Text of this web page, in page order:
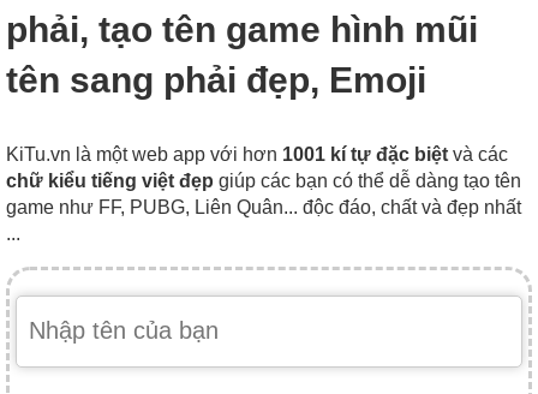
phải, tạo tên game hình mũi
tên sang phải đẹp, Emoji
KiTu.vn là một web app với hơn 1001 kí tự đặc biệt và các
chữ kiểu tiếng việt đẹp giúp các bạn có thể dễ dàng tạo tên
game như FF, PUBG, Liên Quân... độc đáo, chất và đẹp nhất
...